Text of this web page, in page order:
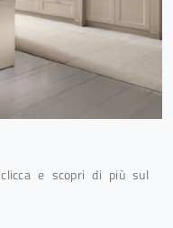
e scopri di più sul